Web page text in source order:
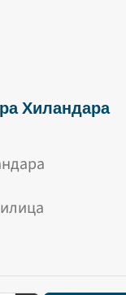
Хиландара